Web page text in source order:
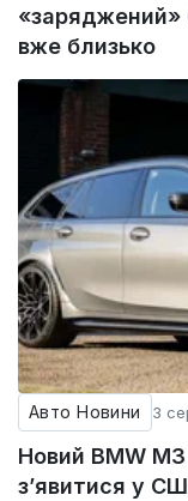
«заряджений»
вже близько
Авто Новини 3
Новий BMW
з’явитися у